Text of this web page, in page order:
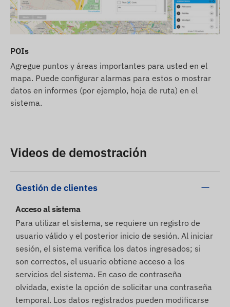
mayor cobertura y una comunicación de datos
más rápida.
continua y la precisión de los datos e imágenes
mostrados en el sitio web. Sin embargo, tenga en
cuenta que el fabricante se reserva el derecho de
modificar las especificaciones del producto o el
embalaje sin previo aviso. Por este motivo, la
reservamos el derecho a los cambios del
fabricante con respecto a posibles discrepancias.
POIs
Agregue puntos y áreas importantes para usted en el
mapa. Puede configurar alarmas para estos o mostrar
datos en informes (por ejemplo, hoja de ruta) en el
sistema.
Videos de demostración
Gestión de clientes
Acceso al sistema
Para utilizar el sistema, se requiere un registro de
usuario válido y el posterior inicio de sesión. Al iniciar
sesión, el sistema verifica los datos ingresados; si
son correctos, el usuario obtiene acceso a los
servicios del sistema. En caso de contraseña
olvidada, existe la opción de solicitar una contraseña
temporal. Los datos registrados pueden modificarse